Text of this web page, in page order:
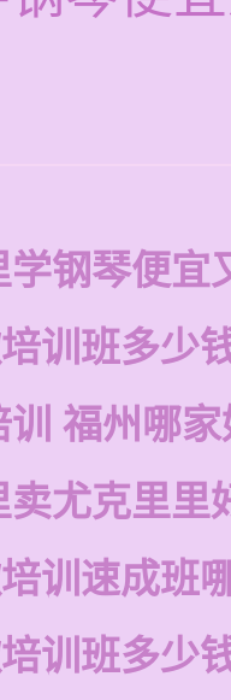
学钢琴便宜
训班多少
训 福州哪
卖尤克里里
训速成班
训班多少